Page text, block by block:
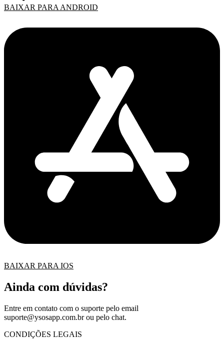
BAIXAR PARA ANDROID
BAIXAR PARA IOS
Ainda com dúvidas?
Entre em contato com o suporte pelo email
suporte@ysosapp.com.brou pelo chat.
CONDIÇÕES LEGAIS